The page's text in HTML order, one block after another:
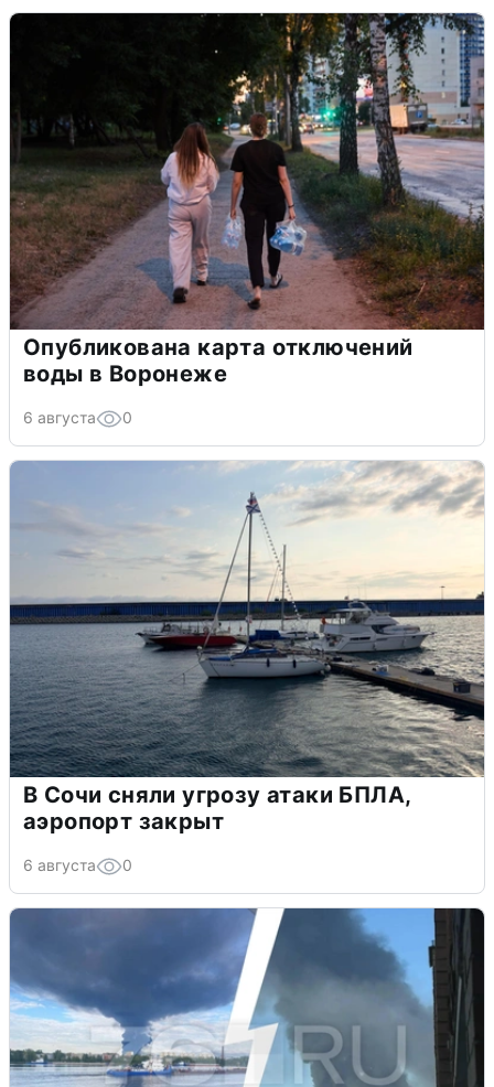
Опубликована карта отключений
воды в Воронеже
6 августа 0
В Сочи сняли угрозу атаки БПЛА,
аэропорт закрыт
6 августа 0